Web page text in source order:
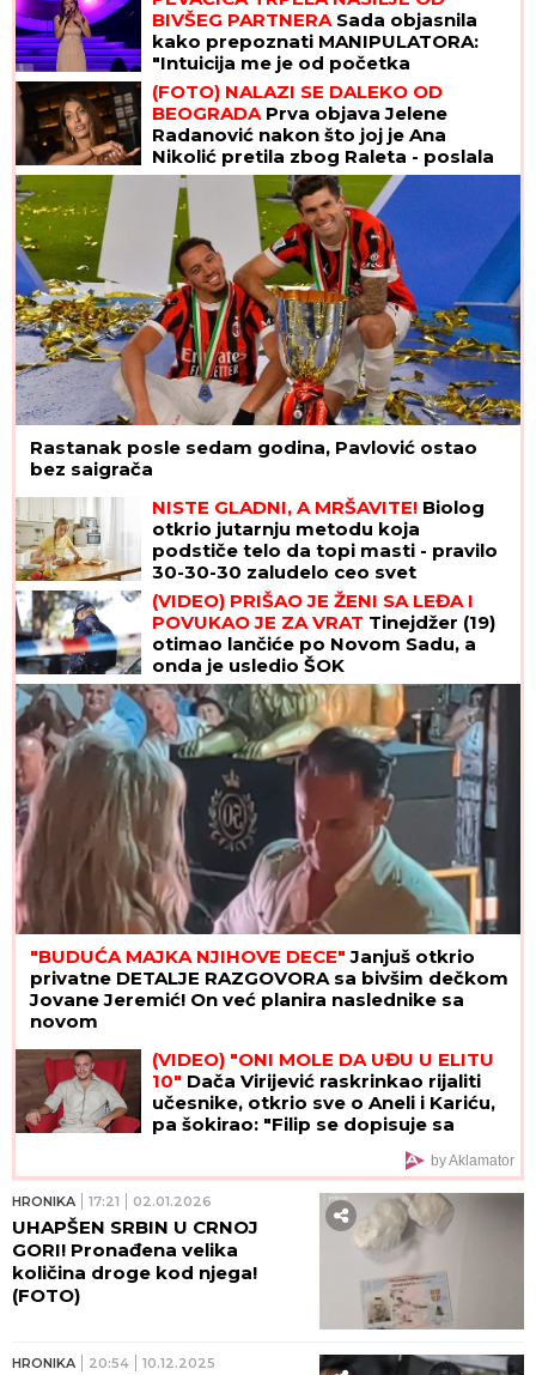
BIVŠEG PARTNERA Sada objasnila
kako prepoznati MANIPULATORA:
"Intuicija me je od početka
upozoravala"
(FOTO) NALAZI SE DALEKO OD
BEOGRADA Prva objava Jelene
Radanović nakon što joj je Ana
Nikolić pretila zbog Raleta - poslala
joj jezive poruke
Rastanak posle sedam godina, Pavlović ostao
bez saigrača
NISTE GLADNI, A MRŠAVITE! Biolog
otkrio jutarnju metodu koja
podstiče telo da topi masti - pravilo
30-30-30 zaludelo ceo svet
(VIDEO) PRIŠAO JE ŽENI SA LEĐA I
POVUKAO JE ZA VRAT Tinejdžer (19)
otimao lančiće po Novom Sadu, a
onda je usledio ŠOK
"BUDUĆA MAJKA NJIHOVE DECE" Janjuš otkrio
privatne DETALJE RAZGOVORA sa bivšim dečkom
Jovane Jeremić! On već planira naslednike sa
novom
(VIDEO) "ONI MOLE DA UĐU U ELITU
10" Dača Virijević raskrinkao rijaliti
učesnike, otkrio sve o Aneli i Kariću,
pa šokirao: "Filip se dopisuje sa
by Aklamator
HRONIKA 17:21 02.01.2026
UHAPŠEN SRBIN U CRNOJ
GORI! Pronađena velika
količina droge kod njega!
(FOTO)
HRONIKA 20:54 10.12.2025